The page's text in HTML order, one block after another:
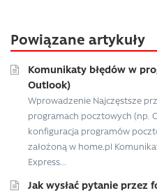
Powiązane artykuły
Komunikaty błędów w
Outlook)
Wprowadzenie Najczęstsze
programach pocztowych (np.
konfiguracja programów
założoną w home.pl
Express...
Jak wysłać pytanie przez